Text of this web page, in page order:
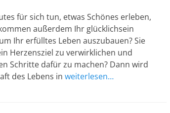
für sich tun, etwas Schönes erleben,
außerdem Ihr glücklichsein
Ihr erfülltes Leben auszubauen? Sie
Herzensziel zu verwirklichen und
Schritte dafür zu machen? Dann wird
des Lebens in weiterlesen…